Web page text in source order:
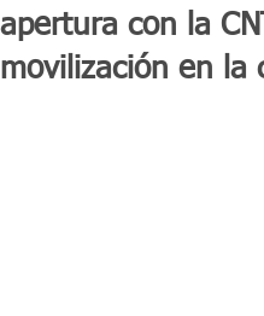
apertura con la
movilización en la